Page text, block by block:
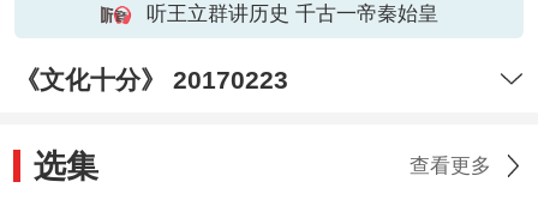
听王立群讲历史 千古一帝秦始皇
《文化十分》 20170223
选集 查看更多